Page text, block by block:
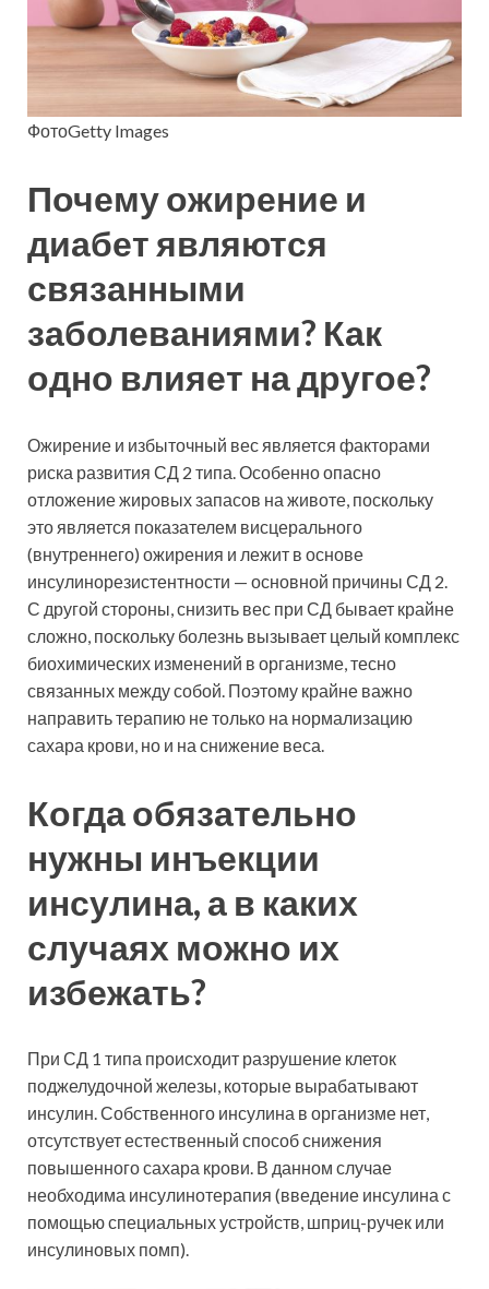
ФотоGetty Images
Почему ожирение и
диабет являются
связанными
заболеваниями? Как
одно влияет на другое?
Ожирение и избыточный вес является факторами
риска развития СД 2 типа. Особенно опасно
отложение жировых запасов на животе, поскольку
это является показателем висцерального
(внутреннего) ожирения и лежит в основе
инсулинорезистентности — основной причины СД 2.
С другой стороны, снизить вес при СД бывает крайне
сложно, поскольку болезнь вызывает целый комплекс
биохимических изменений в организме, тесно
связанных между собой. Поэтому крайне важно
направить терапию не только на нормализацию
сахара крови, но и на снижение веса.
Когда обязательно
нужны инъекции
инсулина, а в каких
случаях можно их
избежать?
При СД 1 типа происходит разрушение клеток
поджелудочной железы, которые вырабатывают
инсулин. Собственного инсулина в организме нет,
отсутствует естественный способ снижения
повышенного сахара крови. В данном случае
необходима инсулинотерапия (введение инсулина с
помощью специальных устройств, шприц-ручек или
инсулиновых помп).